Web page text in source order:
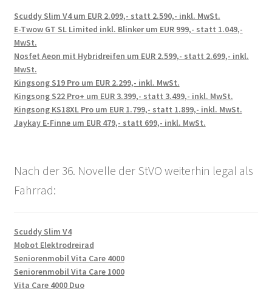
Scuddy Slim V4 um EUR 2.099,- statt 2.590,- inkl. MwSt.
E-Twow GT SL Limited inkl. Blinker um EUR 999,- statt 1.049,-
MwSt.
Nosfet Aeon mit Hybridreifen um EUR 2.599,- statt 2.699,- inkl.
MwSt.
Kingsong S19 Pro um EUR 2.299,- inkl. MwSt.
Kingsong S22 Pro+ um EUR 3.399,- statt 3.499,- inkl. MwSt.
Kingsong KS18XL Pro um EUR 1.799,- statt 1.899,- inkl. MwSt.
Jaykay E-Finne um EUR 479,- statt 699,- inkl. MwSt.
Nach der 36. Novelle der StVO weiterhin legal als
Fahrrad:
Scuddy Slim V4
Mobot Elektrodreirad
Seniorenmobil Vita Care 4000
Seniorenmobil Vita Care 1000
Vita Care 4000 Duo